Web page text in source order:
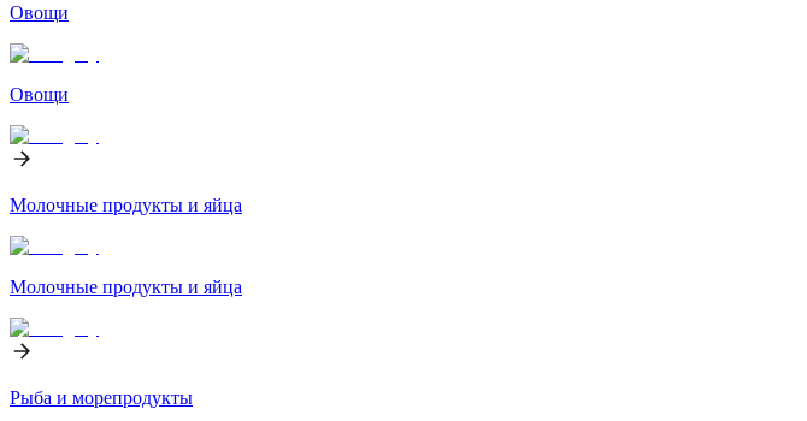
Овощи
Овощи
Молочные продукты и яйца
Молочные продукты и яйца
Рыба и морепродукты